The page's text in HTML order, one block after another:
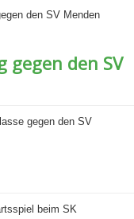
den SV Menden
den SV
gegen den SV
beim SK